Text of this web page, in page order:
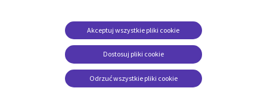
SECTIONS
POLSKA
POLSKA
Informacja o
ciasteczkach
Dostosuj pliki cookie
Akceptuj wszystkie pliki cookie
Odrzuć wszystkie pliki cookie